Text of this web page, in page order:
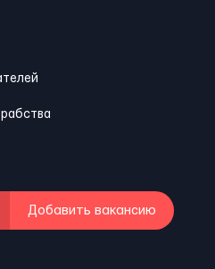
Добавить вакансию